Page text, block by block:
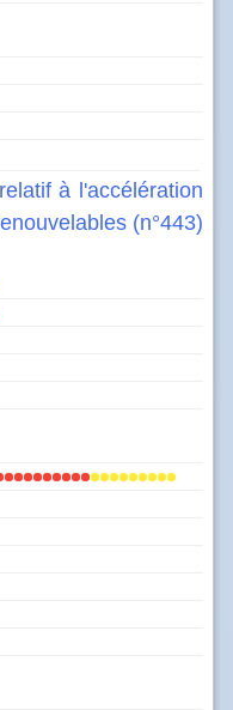
à l'accélération
(n°443)